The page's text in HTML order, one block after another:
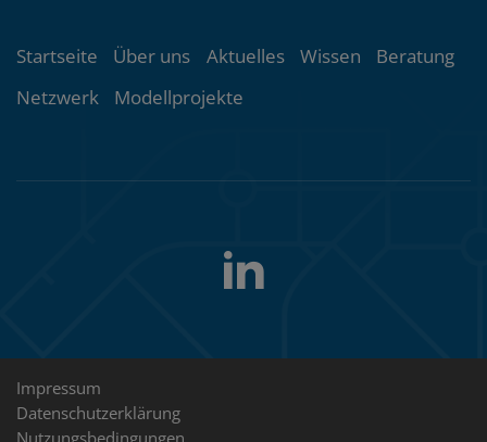
Themenübersicht
Startseite Über uns Aktuelles Wissen
Beratung
Netzwerk
Modellprojekte
Folgen
uns
LinkedIn
Rechtliche
Impressum
Datenschutzerklärung
Nutzungsbedingungen